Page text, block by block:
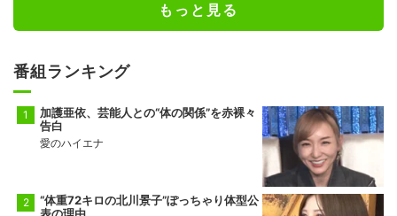
もっと見る
番組ランキング
加護亜依、芸能人との“体の関係”を赤裸々
告白
愛のハイエナ
“体重72キロの北川景子”ぽっちゃり体型公